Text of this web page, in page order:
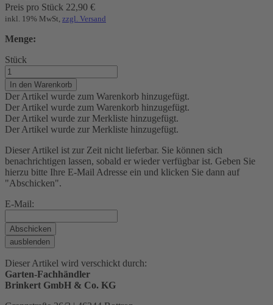
Preis pro Stück 22,90 €
inkl. 19% MwSt, zzgl. Versand
Menge:
Stück
In den Warenkorb
Der Artikel wurde zum Warenkorb hinzugefügt.
Der Artikel wurde zum Warenkorb hinzugefügt.
Der Artikel wurde zur Merkliste hinzugefügt.
Der Artikel wurde zur Merkliste hinzugefügt.
Dieser Artikel ist zur Zeit nicht lieferbar. Sie können sich
benachrichtigen lassen, sobald er wieder verfügbar ist. Geben Sie
hierzu bitte Ihre E-Mail Adresse ein und klicken Sie dann auf
"Abschicken".
E-Mail:
Abschicken
ausblenden
Dieser Artikel wird verschickt durch:
Garten-Fachhändler
Brinkert GmbH & Co. KG